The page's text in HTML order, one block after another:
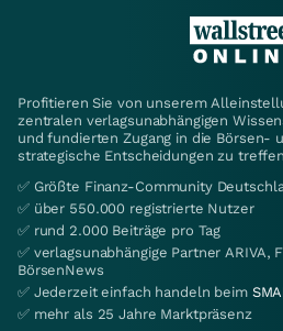
Profitieren Sie von unserem
zentralen verlagsunabhängigen
und fundierten Zugang in die Börsen-
strategische Entscheidungen zu
✅ Größte Finanz-Community
✅ über 550.000 registrierte Nutzer
✅ rund 2.000 Beiträge pro Tag
✅ verlagsunabhängige Partner ARIVA,
BörsenNews
✅ Jederzeit einfach handeln beim
✅ mehr als 25 Jahre Marktpräsenz